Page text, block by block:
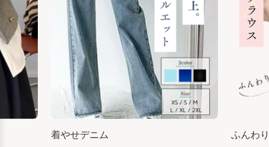
着やせデニム ふんわ